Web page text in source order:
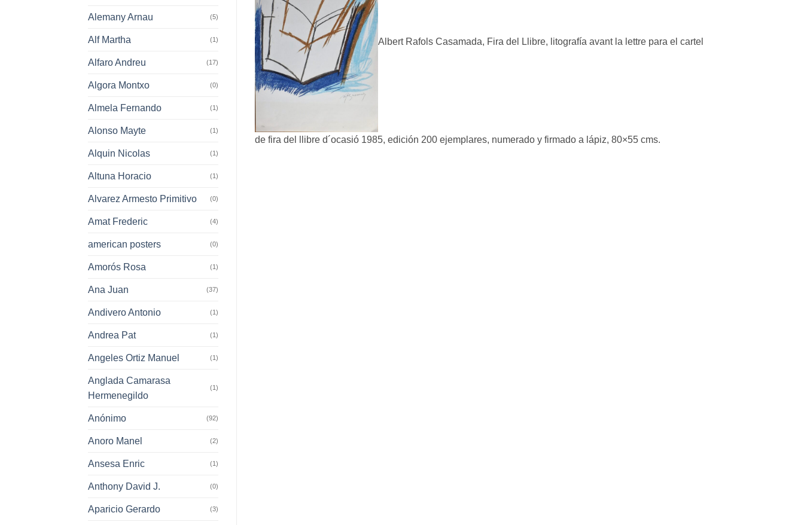
Alemany Arnau (5)
Alf Martha (1)
Alfaro Andreu (17)
Algora Montxo (0)
Almela Fernando (1)
Alonso Mayte (1)
Alquin Nicolas (1)
Altuna Horacio (1)
Alvarez Armesto Primitivo (0)
Amat Frederic (4)
american posters (0)
Amorós Rosa (1)
Ana Juan (37)
Andivero Antonio (1)
Andrea Pat (1)
Angeles Ortiz Manuel (1)
Anglada Camarasa
Hermenegildo
(1)
Anónimo (92)
Anoro Manel (2)
Ansesa Enric (1)
Anthony David J. (0)
Aparicio Gerardo (3)
Albert Rafols Casamada, Fira del Llibre, litografía avant la lettre para el cartel
de fira del llibre d´ocasió 1985, edición 200 ejemplares, numerado y firmado a lápiz, 80×55 cms.